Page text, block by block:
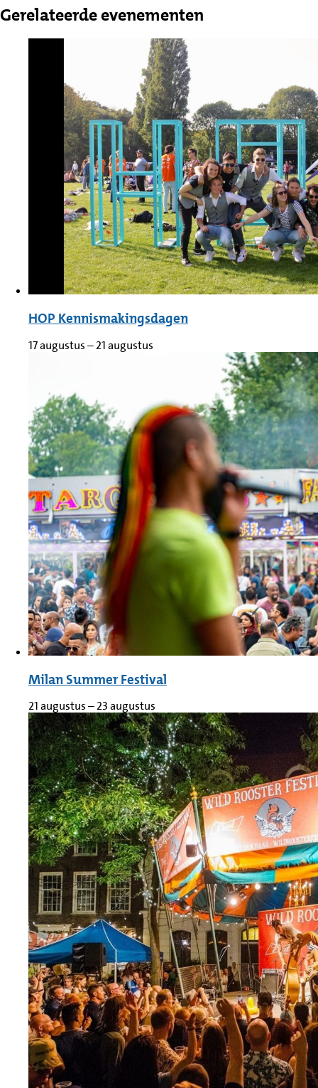
Gerelateerde evenementen
HOP Kennismakingsdagen
17 augustus–21 augustus
Milan Summer Festival
21 augustus–23 augustus